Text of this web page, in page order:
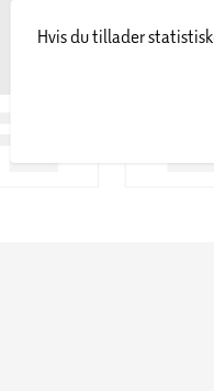
Hvis du tillader